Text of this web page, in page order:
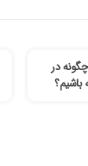
در
باشیم؟